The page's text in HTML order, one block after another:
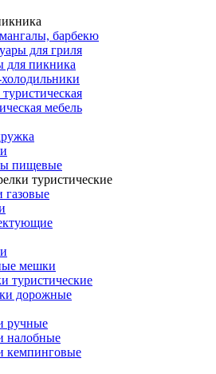
барбекю
для гриля
для пикника
мебель
пищевые
туристические
газовые
мешки
туристические
дорожные
ручные
налобные
кемпинговые